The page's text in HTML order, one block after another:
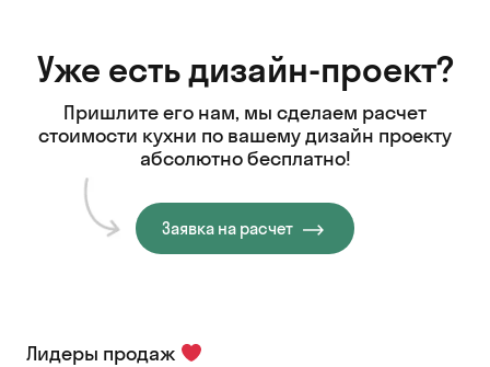
Уже есть дизайн-проект?
Пришлите его нам, мы сделаем расчет
стоимости кухни по вашему дизайн проекту
абсолютно бесплатно!
Заявка на расчет
Лидеры продаж